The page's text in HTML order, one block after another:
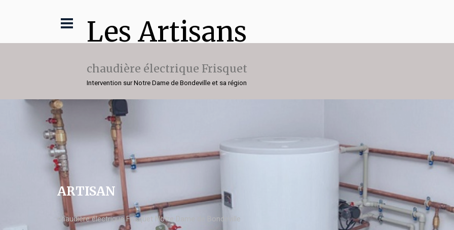
Les Artisans
chaudière électrique Frisquet
Intervention sur Notre Dame de Bondeville et sa région
ARTISAN
chaudière électrique Frisquet Notre Dame de Bondeville